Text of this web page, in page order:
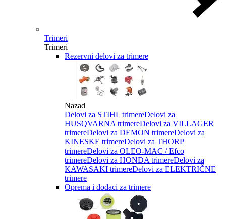
Trimeri
Trimeri
Rezervni delovi za trimere
Nazad
Delovi za STIHL trimereDelovi za
HUSQVARNA trimereDelovi za VILLAGER
trimereDelovi za DEMON trimereDelovi za
KINESKE trimereDelovi za THORP
trimereDelovi za OLEO-MAC / Efco
trimereDelovi za HONDA trimereDelovi za
KAWASAKI trimereDelovi za ELEKTRIČNE
trimere
Oprema i dodaci za trimere